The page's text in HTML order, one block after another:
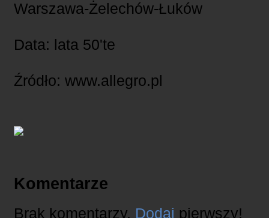
Warszawa-Żelechów-Łuków
Data: lata 50'te
Źródło: www.allegro.pl
Komentarze
Brak komentarzy. Dodaj pierwszy!